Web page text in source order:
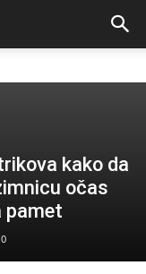
kako da
očas
pamet
0